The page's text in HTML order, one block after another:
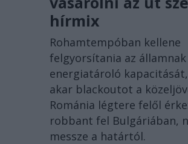
hírmix
Rohamtempóban kellene
felgyorsítania az államnak
energiatároló
akar blackoutot a
Románia légtere felől
robbant fel Bulgáriában,
messze a határtól.